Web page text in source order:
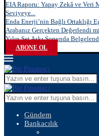
EIA Raporu: Yapay Zekâ ve
Seviyeye...
Enda Enerji’nin Bağlı Ortaklığı
Arabanız Gerçekten Değerlendi
Yılın Set Aşkı Sonunda
ABONE OL
Gündem
Bankacılık